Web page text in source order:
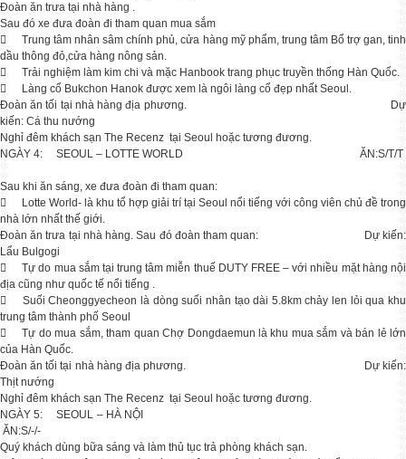
Bùng khuyến mại tour mùa hè 2023
Mừng mùa thi qua đi, đón hè rực rỡ Golden
KHUYẾN MẠI TOUR HÀN NHẬT DUY NHẤT CÓ TẠI GOLDEN FLIGHT
Mua 1 được 4: Đi tour Hàn / Nhật nhận
Tour 5N4Đ SEOUL - NAMI - EVERLAND - YEOUIDO
CẬP NHẬP TOUR TẾT NGUYÊN ĐÁN 2023
Mỗi độ Tết đến xuân về, gia đình xum vầy
TOUR HÀN QUỐC TẾT NGUYÊN ĐÁN 2023 BAY VN
TOUR HÀN QUỐC 5N4Đ BAY HÀNG KHÔNG VJ TẾT NG
Đoàn ăn trưa tại nhà hàng .
Sau đó xe đưa đoàn đi tham quan mua sắm

Trung tâm nhân sâm chính phủ, cửa hàng mỹ phẩm, trung tâm Bổ trợ gan, tinh
dầu thông đỏ,cửa hàng nông sản.

Trải nghiệm làm kim chi và mặc Hanbook trang phục truyền thống Hàn Quốc.

Làng cổ Bukchon Hanok được xem là ngôi làng cổ đẹp nhất Seoul.
Đoàn ăn tối tại nhà hàng địa phương. Dự
kiến: Cá thu nướng
Nghỉ đêm khách sạn The Recenz tại Seoul hoặc tương đương.
NGÀY 4: SEOUL – LOTTE WORLD ĂN:S/T/T
Sau khi ăn sáng, xe đưa đoàn đi tham quan:

Lotte World- là khu tổ hợp giải trí tại Seoul nổi tiếng với công viên chủ đề trong
nhà lớn nhất thế giới.
Đoàn ăn trưa tại nhà hàng. Sau đó đoàn tham quan: Dự kiến:
Lẩu Bulgogi

Tự do mua sắm tại trung tâm miễn thuế DUTY FREE – với nhiều mặt hàng nội
địa cũng như quốc tế nổi tiếng .

Suối Cheonggyecheon là dòng suối nhân tạo dài 5.8km chảy len lỏi qua khu
trung tâm thành phố Seoul

Tự do mua sắm, tham quan Chợ Dongdaemun là khu mua sắm và bán lẻ lớn
của Hàn Quốc.
Đoàn ăn tối tại nhà hàng địa phương. Dự kiến:
Thịt nướng
Nghỉ đêm khách sạn The Recenz tại Seoul hoặc tương đương.
NGÀY 5: SEOUL – HÀ NỘI
ĂN:S/-/-
Quý khách dùng bữa sáng và làm thủ tục trả phòng khách sạn.